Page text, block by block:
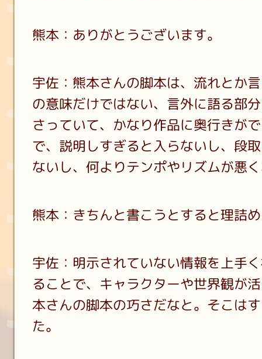
熊本：ありがとうございます。
宇佐：熊本さんの脚本は、流れとか
の意味だけではない、言外に語る部
さっていて、かなり作品に奥行きが
で、説明しすぎると入らないし、段
ないし、何よりテンポやリズムが悪
熊本：きちんと書こうとすると理詰
宇佐：明示されていない情報を上手
ることで、キャラクターや世界観が
本さんの脚本の巧さだなと。そこは
た。